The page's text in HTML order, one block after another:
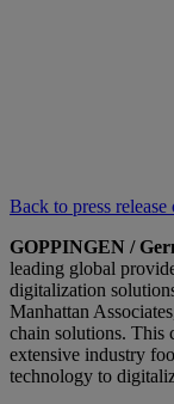
Back to press
GOPPINGEN /
leading global
digitalization
Manhattan
chain solutions. This
extensive industry
technology to